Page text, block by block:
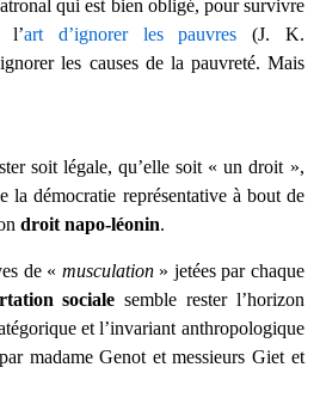
qui est bien obligé, pour survivre
l’art d’ignorer les pauvres (J. K.
les causes de la pauvreté. Mais
soit légale, qu’elle soit « un droit »,
la démocratie représentative à bout de
droit napo-léonin.
de « musculation» jetées par chaque
sociale semble rester l’horizon
et l’invariant anthropologique
madame Genot etmessieurs Giet et